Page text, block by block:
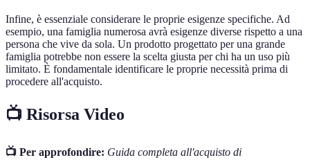
Infine, è essenziale considerare le proprie esigenze specifiche. Ad
esempio, una famiglia numerosa avrà esigenze diverse rispetto a una
persona che vive da sola. Un prodotto progettato per una grande
famiglia potrebbe non essere la scelta giusta per chi ha un uso più
limitato. È fondamentale identificare le proprie necessità prima di
procedere all'acquisto.
📺 Risorsa Video
📺 Per approfondire: Guida completa all'acquisto di